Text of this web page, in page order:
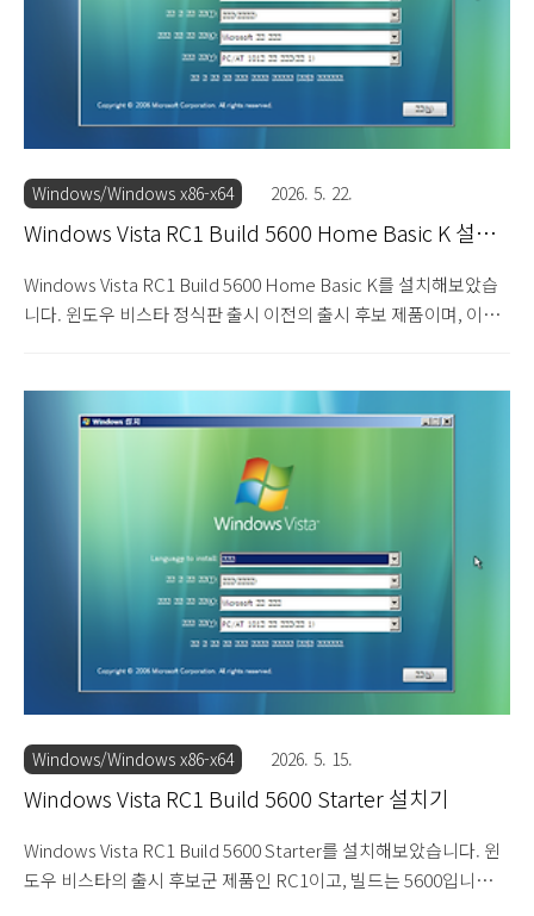
디션을 선택합니다. 홈 프리미엄을..
Windows/Windows x86-x64 2026. 5. 22.
Windows Vista RC1 Build 5600 Home Basic K 설치
Windows Vista RC1 Build 5600 Home Basic K를 설치해보았습
니다. 윈도우 비스타 정식판 출시 이전의 출시 후보 제품이며, 이전
어로 테마나 3D 창 전환 같은 그래픽 기능을 지원하지 않습니다. 홈
베이직부터는 에디션 이름 뒤에 메신저와 미디어 플레이어 프로그
램 포함 유무에 따라 K, KN이 붙습니다. 설치 DVD를 넣고 부팅하면
로딩 화면이 지나갑니다. 윈도우 비스타 RC1 빌드 5600 설치를 시
작합니다. 한글이 깨집니다. 다음을 눌러 설치를 진행합니다. 제품
키를 입력하는 화면이 나옵니다. 입력하지 않고 넘어가줍니다. 설치
할 에디션을 선택합니다...
Windows/Windows x86-x64 2026. 5. 15.
Windows Vista RC1 Build 5600 Starter 설치기
Windows Vista RC1 Build 5600 Starter를 설치해보았습니다. 윈
도우 비스타의 출시 후보군 제품인 RC1이고, 빌드는 5600입니다.